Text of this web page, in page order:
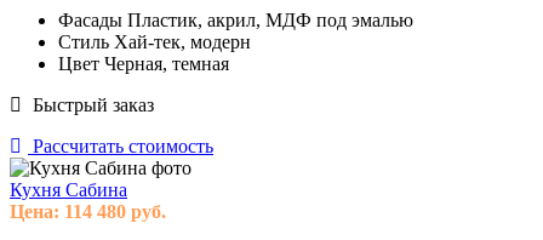
Фасады Пластик, акрил, МДФ под эмалью
Стиль Хай-тек, модерн
Цвет Черная, темная
Быстрый заказ
Рассчитать стоимость
Кухня Сабина
Цена: 114 480 руб.